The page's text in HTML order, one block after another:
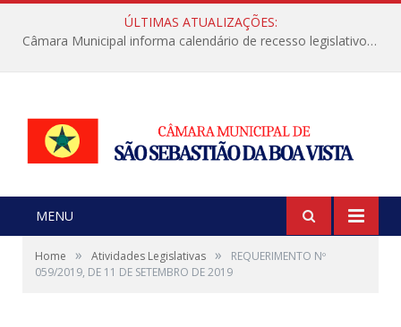
ÚLTIMAS ATUALIZAÇÕES:
Câmara Municipal informa calendário de recesso legislativo de julho
MENU
Home » Atividades Legislativas »
REQUERIMENTO Nº
059/2019, DE 11 DE SETEMBRO DE 2019